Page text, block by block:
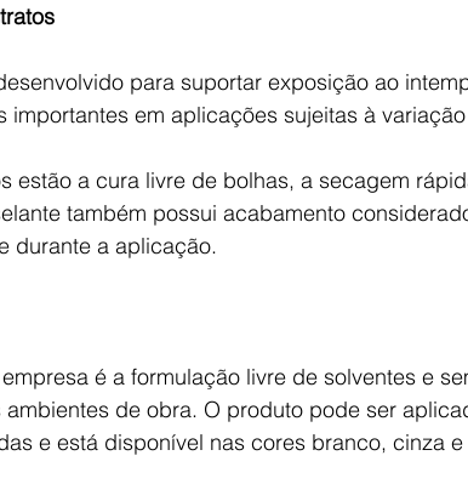
para suportar exposição ao
importantes em aplicações sujeitas à
estão a cura livre de bolhas, a secagem
também possui acabamento
durante a aplicação.
é a formulação livre de solventes e
de obra. O produto pode ser
e está disponível nas cores branco, cinza